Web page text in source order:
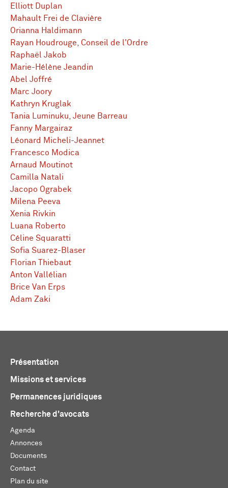
Elliott Duplan
Mahault Frei de Clavière
Orianna Haldimann
Rayan Houdrouge, Conseil de l'Ordre
Raphaël Jakob
Marie-Hélène Jeandin
Abel Joffré
Marc Joory
Kathryn Kruglak
Tania Luminuku, Jeune Barreau
Fanny Margairaz
Léonard Micheli-Jeannet
Francesco Modica
Arnaud Moutinot
Camilla Natali
Jacopo Ograbek
Milena Peeva
Xenia Rivkin
Luana Roberto
Céline Squaratti
Sofia Suarez-Blaser
Florian Thiebaut
Anton Vallélian
Brice Van Erps
Adam Zaki
Présentation
Missions et services
Permanences juridiques
Recherche d'avocats
Agenda
Annonces
Documents
Contact
Plan du site